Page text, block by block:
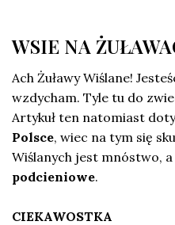
WSIE NA
Ach Żuławy Wiślane!
wzdycham. Tyle tu do
Artykuł ten natomiast
Polsce, wiec na tym się
Wiślanych jest mnóstwo,
podcieniowe.
CIEKAWOSTKA